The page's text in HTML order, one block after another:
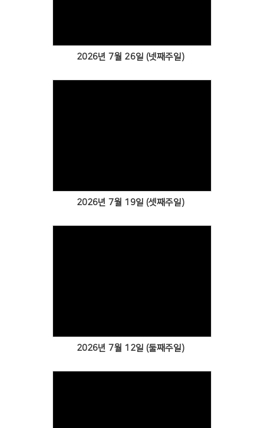
2026년 7월 26일 (넷째주일)
2026년 7월 19일 (셋째주일)
2026년 7월 12일 (둘째주일)